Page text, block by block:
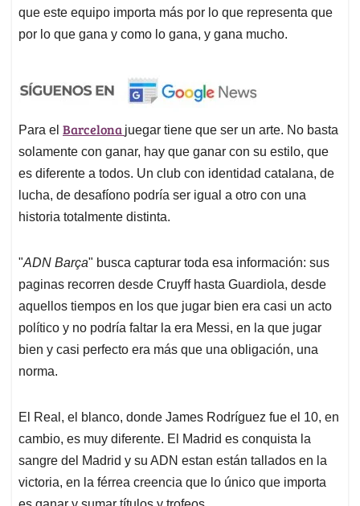
que este equipo importa más por lo que representa que
por lo que gana y como lo gana, y gana mucho.
Para el Barcelona juegar tiene que ser un arte. No basta
solamente con ganar, hay que ganar con su estilo, que
es diferente a todos. Un club con identidad catalana, de
lucha, de desafíono podría ser igual a otro con una
historia totalmente distinta.
"ADN Barça" busca capturar toda esa información: sus
paginas recorren desde Cruyff hasta Guardiola, desde
aquellos tiempos en los que jugar bien era casi un acto
político y no podría faltar la era Messi, en la que jugar
bien y casi perfecto era más que una obligación, una
norma.
El Real, el blanco, donde James Rodríguez fue el 10, en
cambio, es muy diferente. El Madrid es conquista la
sangre del Madrid y su ADN estan están tallados en la
victoria, en la férrea creencia que lo único que importa